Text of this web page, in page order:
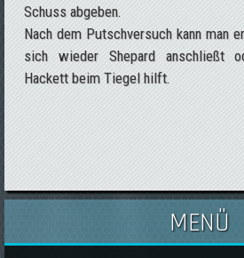
Schuss abgeben.
Nach dem Putschversuch kann man
sich wieder Shepard anschließt
Hackett beim Tiegel hilft.
MENÜ